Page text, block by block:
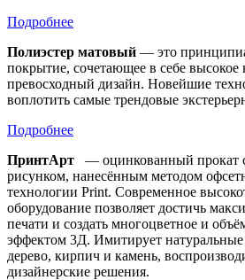
Подробнее
Полиэстер матовый — это
покрытие, сочетающее в себе высокое
превосходный дизайн. Новейшие
воплотить самые трендовые
Подробнее
ПринтАрт
— оцинкованный прокат
рисунком, нанесённым методом
технологии Print. Современное
оборудование позволяет достичь
печати и создать многоцветное и
эффектом 3Д. Имитирует натуральные
дерево, кирпич и камень,
дизайнерские решения.